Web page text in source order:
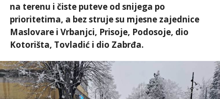
na terenu i čiste puteve od snijega po
prioritetima, a bez struje su mjesne zajednice
Maslovare i Vrbanjci, Prisoje, Podosoje, dio
Kotorišta, Tovladić i dio Zabrđa.